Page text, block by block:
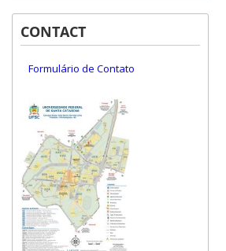
CONTACT
Formulário de Contato